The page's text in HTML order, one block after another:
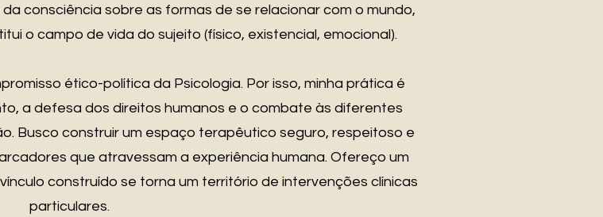
consciência sobre as formas de se relacionar com o mundo,
o campo de vida do sujeito (físico, existencial, emocional).
ético-política da Psicologia. Por isso, minha prática é
a defesa dos direitos humanos e o combate às diferentes
Busco construir um espaço terapêutico seguro, respeitoso e
que atravessam a experiência humana. Ofereço um
construído se torna um território de intervenções clínicas
particulares.